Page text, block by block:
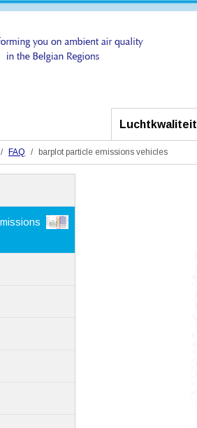
Luchtkwaliteit
FAQ barplot particle emissions vehicles